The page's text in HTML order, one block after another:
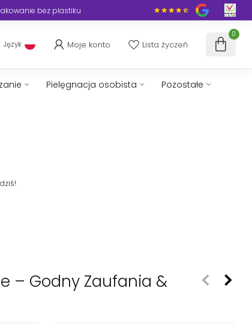
bez plastiku
Język Moje konto Lista życzeń
0
Pielęgnacja osobista Pozostałe
– Godny Zaufania &